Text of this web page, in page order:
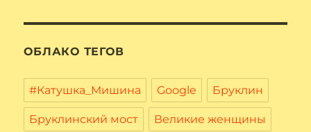
ОБЛАКО ТЕГОВ
#Катушка_Мишина Google Бруклин
Бруклинский мост Великие женщины